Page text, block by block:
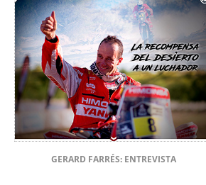
GERARD FARRÉS: ENTREVISTA